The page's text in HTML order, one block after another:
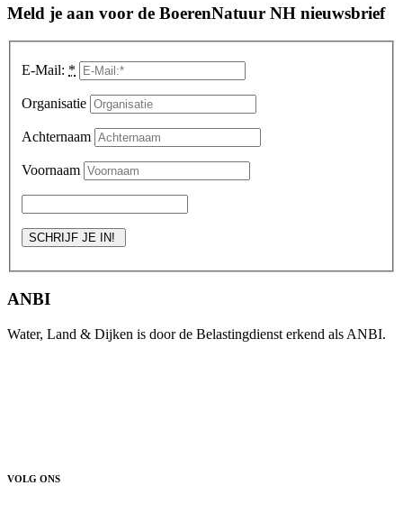
Meld je aan voor de BoerenNatuur NH nieuwsbrief
E-Mail: *
Organisatie
Achternaam
Voornaam
ANBI
Water, Land & Dijken is door de Belastingdienst erkend als ANBI.
VOLG ONS